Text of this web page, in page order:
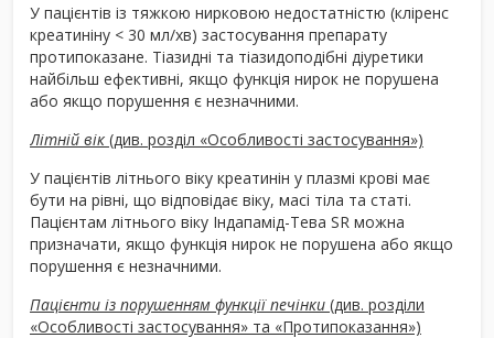
У пацієнтів із тяжкою нирковою недостатністю (кліренс
креатиніну < 30 мл/хв) застосування препарату
протипоказане. Тіазидні та тіазидоподібні діуретики
найбільш ефективні, якщо функція нирок не порушена
або якщо порушення є незначними.
Літній вік (див. розділ «Особливості застосування»)
У пацієнтів літнього віку креатинін у плазмі крові має
бути на рівні, що відповідає віку, масі тіла та статі.
Пацієнтам літнього віку Індапамід-Тева SR можна
призначати, якщо функція нирок не порушена або якщо
порушення є незначними.
Пацієнти із порушенням функції печінки (див. розділи
«Особливості застосування» та «Протипоказання»)